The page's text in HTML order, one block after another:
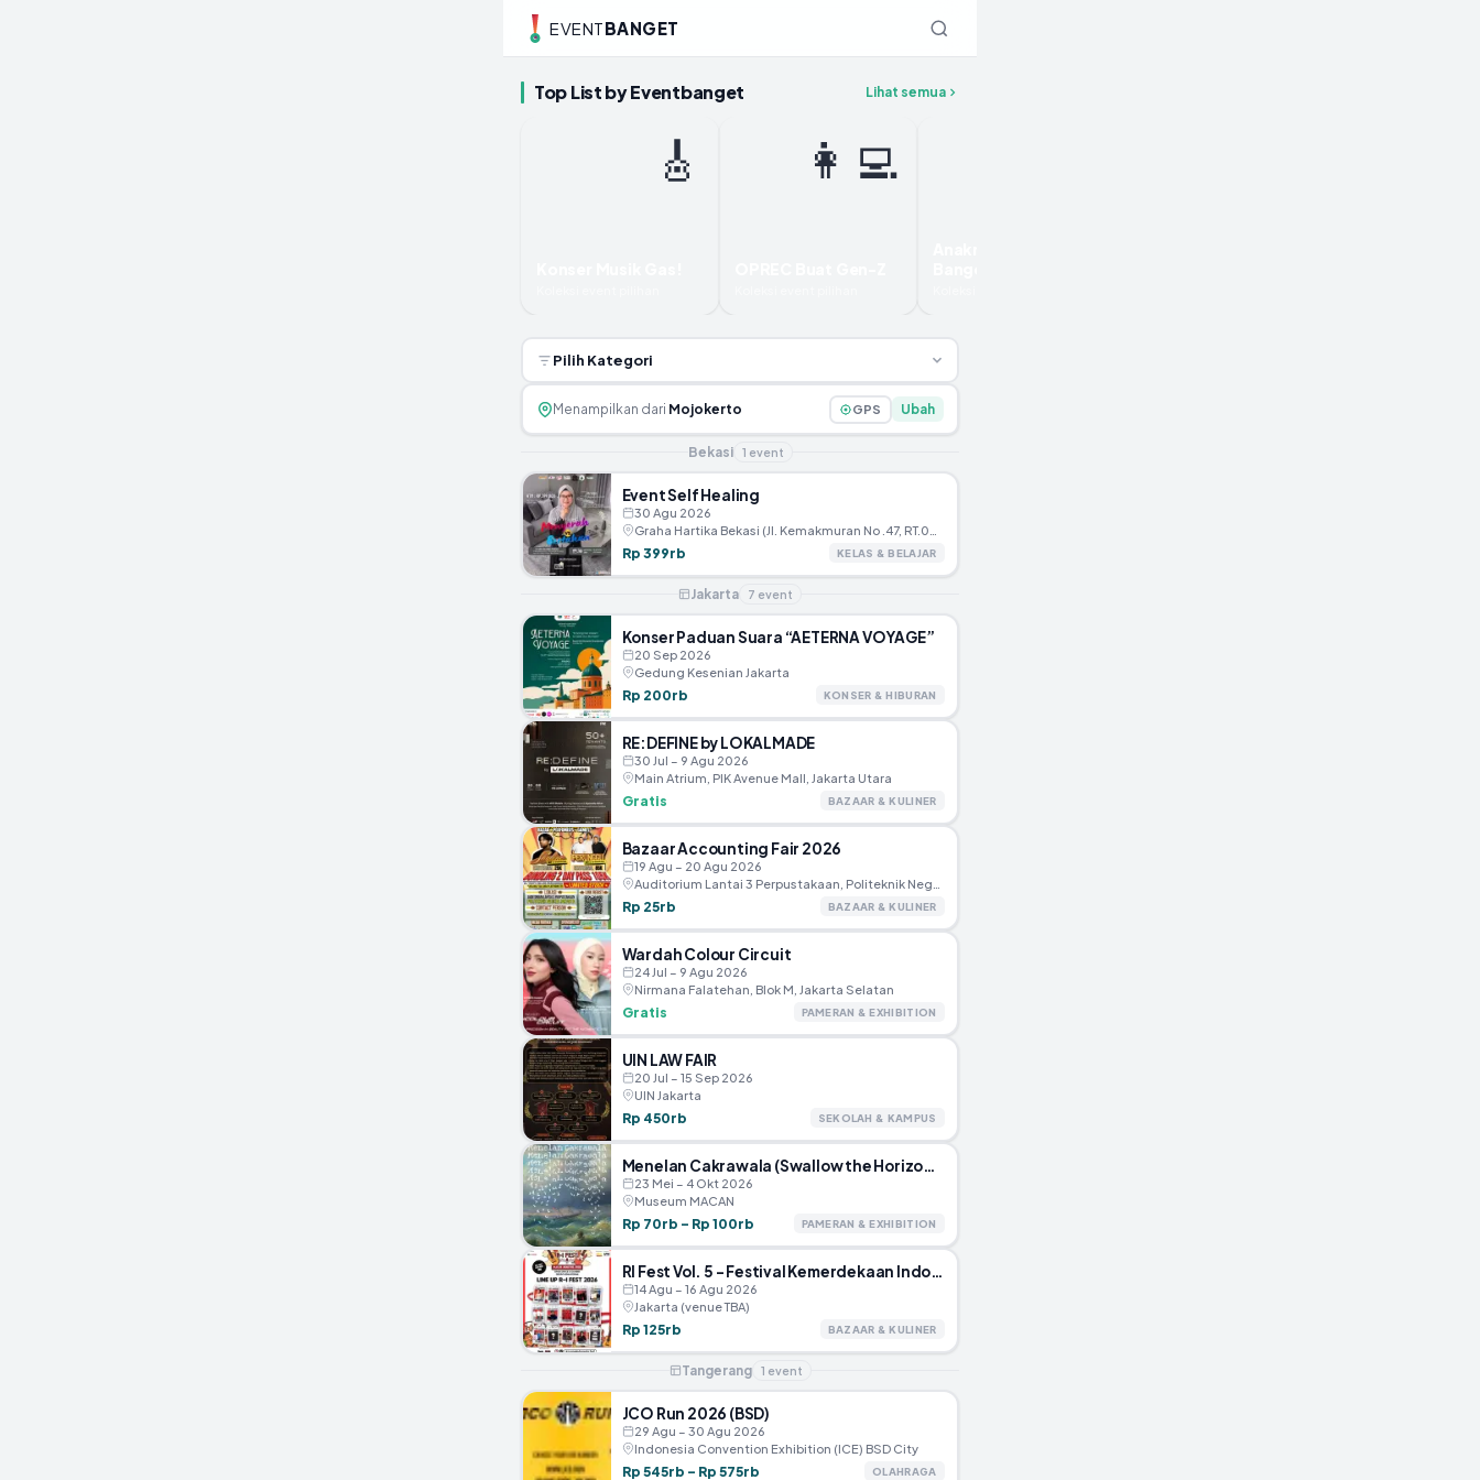
EVENTBANGET
Top List by Eventbanget Lihat semua
🎸 👩‍💻
Pilih Kategori
Menampilkan dari Mojokerto GPS Ubah
Bekasi 1 event
Event Self Healing
30 Agu 2026
Rp 399rb KELAS & BELAJAR
Jakarta 7 event
Konser Paduan Suara “AETERNA VOYAGE”
20 Sep 2026
Gedung Kesenian Jakarta
Rp 200rb KONSER & HIBURAN
RE:DEFINE by LOKALMADE
30 Jul – 9 Agu 2026
Main Atrium, PIK Avenue Mall, Jakarta Utara
Gratis BAZAAR & KULINER
Bazaar Accounting Fair 2026
19 Agu – 20 Agu 2026
Rp 25rb BAZAAR & KULINER
Wardah Colour Circuit
24 Jul – 9 Agu 2026
Nirmana Falatehan, Blok M, Jakarta Selatan
Gratis PAMERAN & EXHIBITION
UIN LAW FAIR
20 Jul – 15 Sep 2026
UIN Jakarta
Rp 450rb SEKOLAH & KAMPUS
Menelan Cakrawala (Swallow the Horizon) – Museum MACAN
23 Mei – 4 Okt 2026
Museum MACAN
Rp 70rb – Rp 100rb PAMERAN & EXHIBITION
RI Fest Vol. 5 – Festival Kemerdekaan Indonesia
14 Agu – 16 Agu 2026
Jakarta (venue TBA)
Rp 125rb BAZAAR & KULINER
Tangerang 1 event
JCO Run 2026 (BSD)
29 Agu – 30 Agu 2026
Indonesia Convention Exhibition (ICE) BSD City
Rp 545rb – Rp 575rb OLAHRAGA